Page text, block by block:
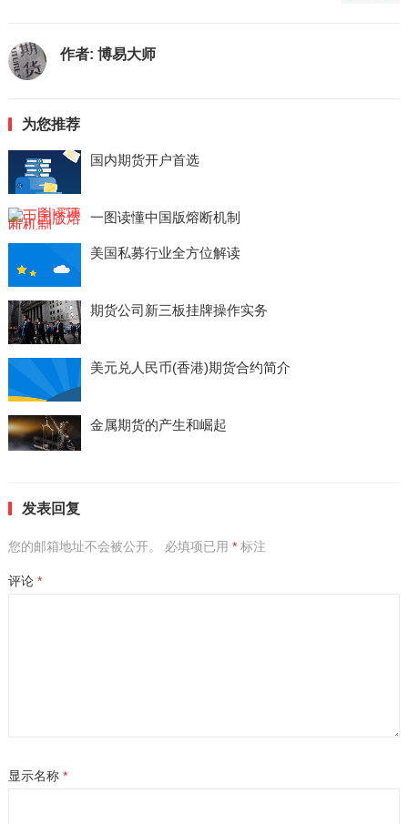
作者: 博易大师
为您推荐
国内期货开户首选
一图读懂中国版熔断机制
美国私募行业全方位解读
期货公司新三板挂牌操作实务
美元兑人民币(香港)期货合约简介
金属期货的产生和崛起
发表回复
您的邮箱地址不会被公开。 必填项已用 *标注
评论 *
显示名称 *